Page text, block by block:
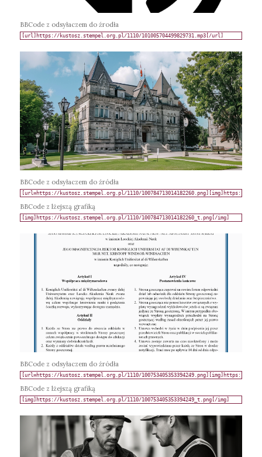
BBCode z odsyłaczem do źrodła
BBCode z odsyłaczem do źródła
BBCode z lżejszą grafiką
BBCode z odsyłaczem do źródła
BBCode z lżejszą grafiką